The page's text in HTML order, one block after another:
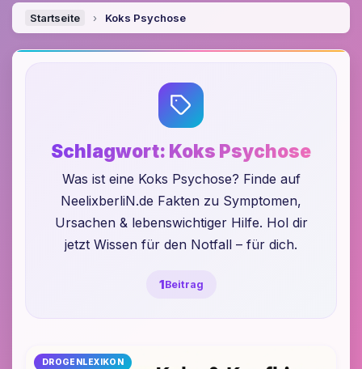
Startseite › Koks Psychose
Schlagwort: Koks Psychose
Was ist eine Koks Psychose? Finde auf
NeelixberliN.de Fakten zu Symptomen,
Ursachen & lebenswichtiger Hilfe. Hol dir
jetzt Wissen für den Notfall – für dich.
1Beitrag
DROGENLEXIKON